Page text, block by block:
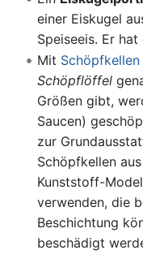
einer Eiskugel
Speiseeis. Er
Mit Schöpfkellen
Schöpflöffel
Größen gibt,
Saucen)
zur
Schöpfkellen
Kunststoff-
verwenden, die
Beschichtung
beschädigt